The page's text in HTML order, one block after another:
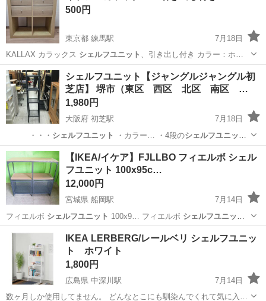
500円
東京都 練馬駅
7月18日
KALLAX カラックス シェルフユニット 、引き出し付き カラー：ホワ
イ…
東京 練馬区 収納家具
シェルフユニット【ジャングルジャングル初
芝店】 堺市（東区 西区 北区 南区 …
1,980円
大阪府 初芝駅
7月18日
・・・ シェルフユニット ・カラー… ・4段のシェルフユニット
です！ 多…
大阪 堺市 収納家具
【IKEA/イケア】FJLLBO フィエルボ シェル
フユニット 100x95c…
12,000円
宮城県 船岡駅
7月14日
フィエルボ シェルフユニット 100x9… フィエルボ シェルフユニット
が入荷致しま… にぴったりなシェルフユニット。 金属の…
宮城 柴田郡
IKEA LERBERG/レールベリ シェルフユニッ
ト ホワイト
1,800円
広島県 中深川駅
7月14日
数ヶ月しか使用してません。 どんなとこにも馴染んでくれて気に入っ